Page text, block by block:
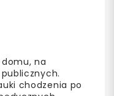
na
chodzenia po